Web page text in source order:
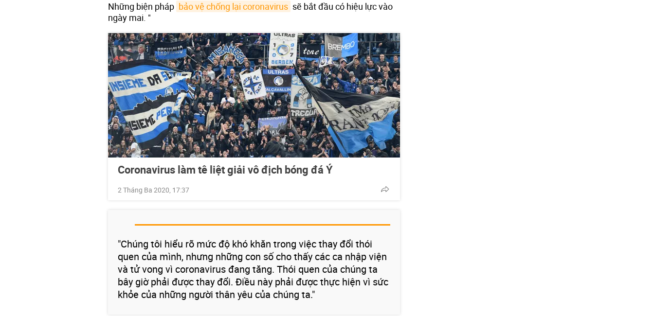
Những biện pháp bảo vệ chống lại coronavirus sẽ bắt đầu có hiệu lực vào
ngày mai. "
Coronavirus làm tê liệt giải vô địch bóng đá Ý
2 Tháng Ba 2020, 17:37
"Chúng tôi hiểu rõ mức độ khó khăn trong việc thay đổi thói
quen của mình, nhưng những con số cho thấy các ca nhập viện
và tử vong vì coronavirus đang tăng. Thói quen của chúng ta
bây giờ phải được thay đổi. Điều này phải được thực hiện vì sức
khỏe của những người thân yêu của chúng ta."